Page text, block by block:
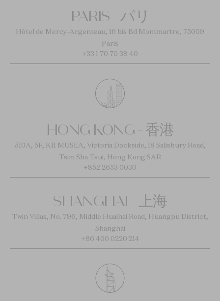
PARIS - パリ
Hôtel de Mercy-Argenteau, 16 bis Bd Montmartre, 75009
Paris
+33 1 70 70 38 40
HONG KONG - 香港
510A, 5F, K11 MUSEA, Victoria Dockside, 18 Salisbury Road,
Tsim Sha Tsui, Hong Kong SAR
+852 2653 0030
SHANGHAI - 上海
Twin Villas, No. 796, Middle Huaihai Road, Huangpu District,
Shanghai
+86 400 0220 214